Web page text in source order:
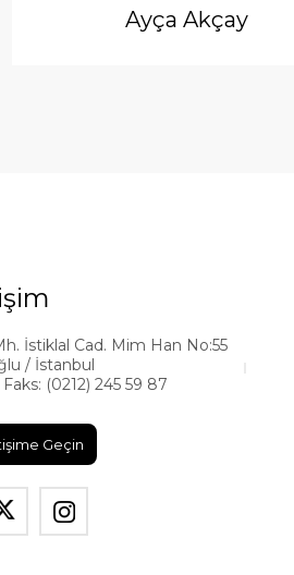
Ayça Akçay
İstiklal Cad. Mim Han No:55
/ İstanbul
(0212) 245 59 87
Geçin